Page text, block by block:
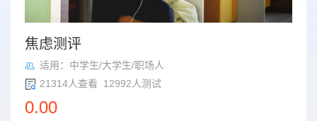
焦虑测评
适用：中学生/大学生/职场人
21314人查看 12992人测试
0.00